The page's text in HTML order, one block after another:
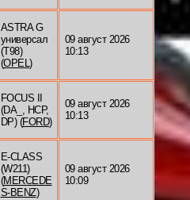
ASTRA G
универсал
(T98)
(OPEL)
09 август 2026
10:13
FOCUS II
(DA_, HCP,
DP) (FORD)
09 август 2026
10:13
E-CLASS
(W211)
(MERCEDE
S-BENZ)
09 август 2026
10:09